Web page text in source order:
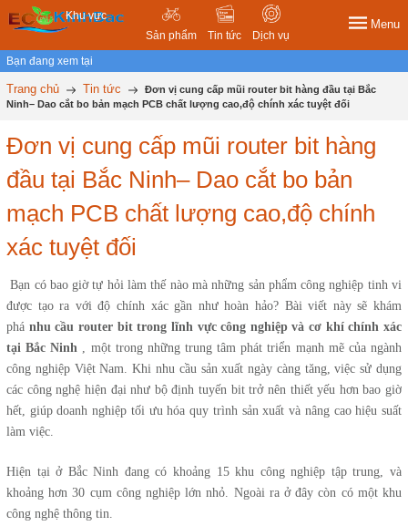
Khu vực
Sản phẩm
Tin tức Dịch vụ
Menu
Bạn đang xem tại
Trang chủ Tin tức
Đơn vị cung cấp mũi router bit hàng đầu tại Bắc
Ninh– Dao cắt bo bản mạch PCB chất lượng cao,độ chính xác tuyệt đối
Đơn vị cung cấp mũi router bit hàng
đầu tại Bắc Ninh– Dao cắt bo bản
mạch PCB chất lượng cao,độ chính
xác tuyệt đối
Bạn có bao giờ tự hỏi làm thế nào mà những sản phẩm công nghiệp tinh vi
được tạo ra với độ chính xác gần như hoàn hảo? Bài viết này sẽ khám
phá nhu cầu router bit trong lĩnh vực công nghiệp và cơ khí chính xác
tại Bắc Ninh , một trong những trung tâm phát triển mạnh mẽ của ngành
công nghiệp Việt Nam. Khi nhu cầu sản xuất ngày càng tăng, việc sử dụng
các công nghệ hiện đại như bộ định tuyến bit trở nên thiết yếu hơn bao giờ
hết, giúp doanh nghiệp tối ưu hóa quy trình sản xuất và nâng cao hiệu suất
làm việc.
Hiện tại ở Bắc Ninh đang có khoảng 15 khu công nghiệp tập trung, và
khoảng hơn 30 cụm công nghiệp lớn nhỏ. Ngoài ra ở đây còn có một khu
công nghệ thông tin.